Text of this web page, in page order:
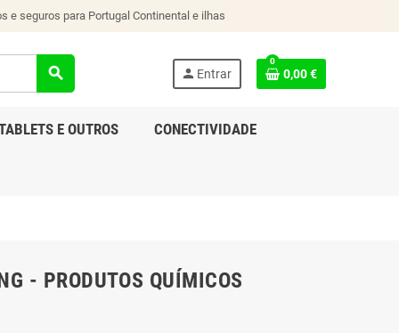
e seguros para Portugal Continental e ilhas
search person Entrar
0
0,00 €
E OUTROS CONECTIVIDADE
- PRODUTOS QUÍMICOS